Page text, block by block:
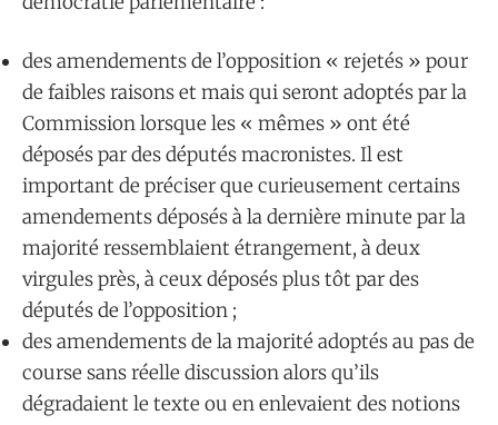
des amendements de l’opposition « rejetés » pour
de faibles raisons et mais qui seront adoptés par la
Commission lorsque les « mêmes » ont été
déposés par des députés macronistes. Il est
important de préciser que curieusement certains
amendements déposés à la dernière minute par la
majorité ressemblaient étrangement, à deux
virgules près, à ceux déposés plus tôt par des
députés de l’opposition ;
des amendements de la majorité adoptés au pas de
course sans réelle discussion alors qu’ils
dégradaient le texte ou en enlevaient des notions